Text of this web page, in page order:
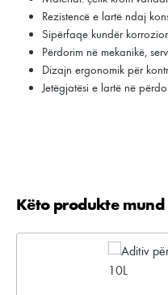
Rezistencë e lartë ndaj
Sipërfaqe kundër
Përdorim në mekanikë,
Dizajn ergonomik për
Jetëgjatësi e lartë në
Kalo galerinë e produktit
Këto produkte mund